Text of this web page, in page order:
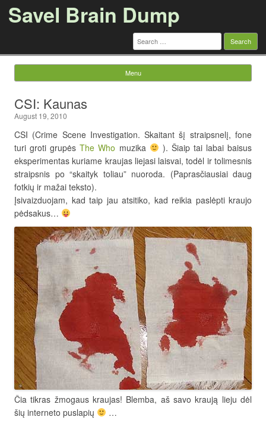
Savel Brain Dump
Search
for:
Menu
CSI: Kaunas
August 19, 2010
CSI (Crime Scene Investigation. Skaitant šį straipsnelį, fone
turi groti grupėsThe Who muzika
). Šiaip tai labai baisus
eksperimentas kuriame kraujas liejasi laisvai, todėl ir tolimesnis
straipsnis po “skaityk toliau” nuoroda. (Paprasčiausiai daug
fotkių ir mažai teksto).
Įsivaizduojam, kad taip jau atsitiko, kad reikia paslėpti kraujo
pėdsakus…
Čia tikras žmogaus kraujas! Blemba, aš savo kraują lieju dėl
šių interneto puslapių
…